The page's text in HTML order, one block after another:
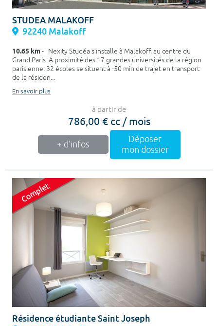
STUDEA MALAKOFF
92240 Malakoff
10.65 km- Nexity Studéa s’installe à Malakoff, au centre du
Grand Paris. A proximité des 17 grandes universités de la région
parisienne, 32 écoles se situent à -50 min de trajet en transport
de la résiden...
En savoir plus
à partir de
786,00 € cc / mois
+ d'infos
Déposer
mon dossier
Résidence étudiante Saint Joseph